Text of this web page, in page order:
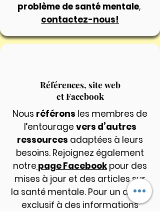
problème de santé mentale,
contactez-nous!
Références, site web
et Facebook
Nous référons les membres de
l’entourage vers d’autres
ressources adaptées à leurs
besoins. Rejoignez également
notre page Facebook pour des
mises à jour et des articles sur
la santé mentale. Pour un accès
exclusif à des informations